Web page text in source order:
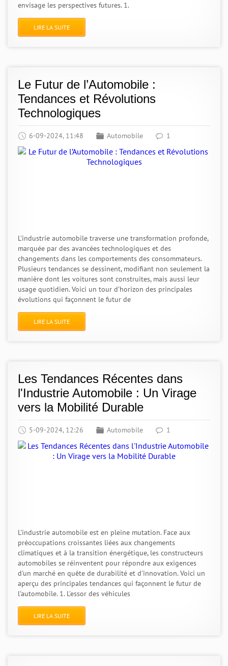
envisage les perspectives futures. 1.
LIRE LA SUITE
Le Futur de l’Automobile :
Tendances et Révolutions
Technologiques
6-09-2024, 11:48 Automobile 1
L'industrie automobile traverse une transformation profonde,
marquée par des avancées technologiques et des
changements dans les comportements des consommateurs.
Plusieurs tendances se dessinent, modifiant non seulement la
manière dont les voitures sont construites, mais aussi leur
usage quotidien. Voici un tour d’horizon des principales
évolutions qui façonnent le futur de
LIRE LA SUITE
Les Tendances Récentes dans
l'Industrie Automobile : Un Virage
vers la Mobilité Durable
5-09-2024, 12:26 Automobile 1
L'industrie automobile est en pleine mutation. Face aux
préoccupations croissantes liées aux changements
climatiques et à la transition énergétique, les constructeurs
automobiles se réinventent pour répondre aux exigences
d'un marché en quête de durabilité et d'innovation. Voici un
aperçu des principales tendances qui façonnent le futur de
l'automobile. 1. L'essor des véhicules
LIRE LA SUITE